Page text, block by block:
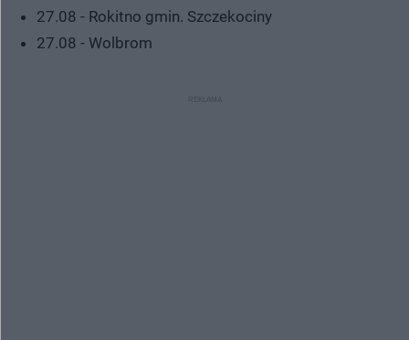
27.08 - Rokitno gmin. Szczekociny
27.08 - Wolbrom